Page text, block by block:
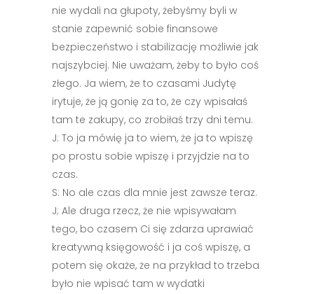
nie wydali na głupoty, żebyśmy byli w
stanie zapewnić sobie finansowe
bezpieczeństwo i stabilizację możliwie jak
najszybciej. Nie uważam, żeby to było coś
złego. Ja wiem, że to czasami Judytę
irytuje, że ją gonię za to, że czy wpisałaś
tam te zakupy, co zrobiłaś trzy dni temu.
J: To ja mówię ja to wiem, że ja to wpiszę
po prostu sobie wpiszę i przyjdzie na to
czas.
S: No ale czas dla mnie jest zawsze teraz.
J; Ale druga rzecz, że nie wpisywałam
tego, bo czasem Ci się zdarza uprawiać
kreatywną księgowość i ja coś wpiszę, a
potem się okaże, że na przykład to trzeba
było nie wpisać tam w wydatki